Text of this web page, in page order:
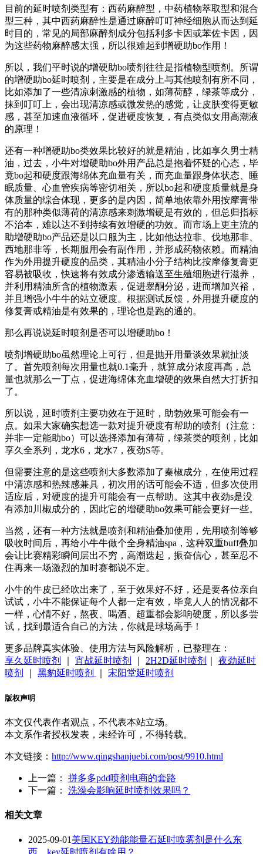
目前的延时喷剂类型有：西药麻醉型，中药植物萃取型和混合
型三种，其中西药麻醉性是通过麻醉叮叮神经细胞从而达到延
时目的，常见的局部麻醉剂成分包括利多卡因或苯佐卡因，因
为这些药物麻醉感太强，所以很难起到增硬助bo作用！
所以，我们平时说的增硬助bo喷剂往往是指植物型喷剂。所谓
的增硬助bo延时喷剂，主要是在成分上与其他喷剂有所不同，
比如添加了一些清凉刺激感的植物，如薄荷醇，绿茶等成分，
抹到叮叮上，会出现清凉感或微发热的感觉，让皮肤变得更敏
感，甚至加速血液循环，促进硬度恢复，有点类似女用高潮液
的原理！
还有一种增硬助bo类效果比较好的就是精油，比如享久男士精
油，过去，小牛对增硬助bo外用产品总是抱着怀疑的心态，毕
竟bo起和硬度跟海绵体充血量有关，而充血量跟身体状态、睡
眠质量、心血管疾病等密切相关，所以bo起和硬度质量就是身
体质量的综合体现，更多的是内因，简单地依靠外用按摩膏带
有的那种类似薄荷的清凉感来刺激增硬是有效的，但总归指标
不治本，难以达不到持续有效增硬的功效。而市场上更主流的
助增硬助bo产品还是以口服为主，比如他达拉非、伐地那非、
西地那非等，长期服用会有副作用，并形成药物依赖。而精油
作为外用提升硬度的品类，其精油小分子结构比按摩修复膏更
容易被吸收，快速将有效成分渗透输送至生殖细胞进行滋养，
并利用精油所含的植物激素，促进睾酮分泌，进而增加兴裕，
并且增强小牛牛的站立硬度。根据测试反馈，外用提升硬度的
修复膏或精油是有效果的，理论也是跑的通的。
那么再说说延时喷剂是否可以增硬助bo！
喷剂增硬助bo虽然理论上可行，但是抛开用量谈效果就扯淡
了。首先喷剂每次用量也就0.1毫升，就算成分浓度再高，总
量也就那么一丁点，促进海绵体充血增硬的效果自然大打折扣
了。
所以说，延时喷剂主要功效在于延时，助勃效果可能会有一
点。如果大家确实想选一款对提升硬度有帮助的喷剂（注意：
并非一定能助bo）可以选择添加有薄荷，绿茶类的喷剂，比如
享久全系列，龙水6，龙水7，夜劲S等。
但需要注意的是这些喷剂大多数添加了秦椒成分，在使用过程
中清凉感和热辣感兼具，初次用的话可能会不适，但多次使用
适应后，对硬度的提升可能会有一点帮助。这其中夜劲s是没
有添加川椒成分的，因此它的增硬助bo效果可能会更好一些。
当然，还有一种方法就是喷剂和精油叠加使用，先用喷剂等够
吸收时间后，再给小牛牛做个全身精油spa，这种双重buff叠加
会让比赛精彩瞬间层出不穷，高潮迭起，振奋信心，甚至忍不
住再来一场激烈的加时赛都说不定。
小牛的牛皮已经吹出来了，至于效果好不好，还是要各位亲自
试试，小牛不能保证每个人都一定有效，毕竟人人的情况都不
一样，心情不好，熬夜、喝酒、超重都会影响硬度，所以多尝
试，找到最适合自己的方法，你就是球场高手！
更多品牌真实体验、使用方法与风险解析，已整理在：
享久延时喷剂
宵战延时喷剂 2H2D延时喷剂
夜劲延时
喷剂
黑豹延时喷剂 宋阳堂延时喷剂
版权声明
本文仅代表作者观点，不代表本站立场。
本文系作者授权发表，未经许可，不得转载。
本文链接： http://www.qingshanjuebi.com/post/9910.html
上一篇： 拼多多pdd喷剂电商的套路
下一篇： 洗澡会影响延时喷剂效果吗？
相关文章
2025-09-01 美国KEY劲能能量石延时喷雾剂是什么东